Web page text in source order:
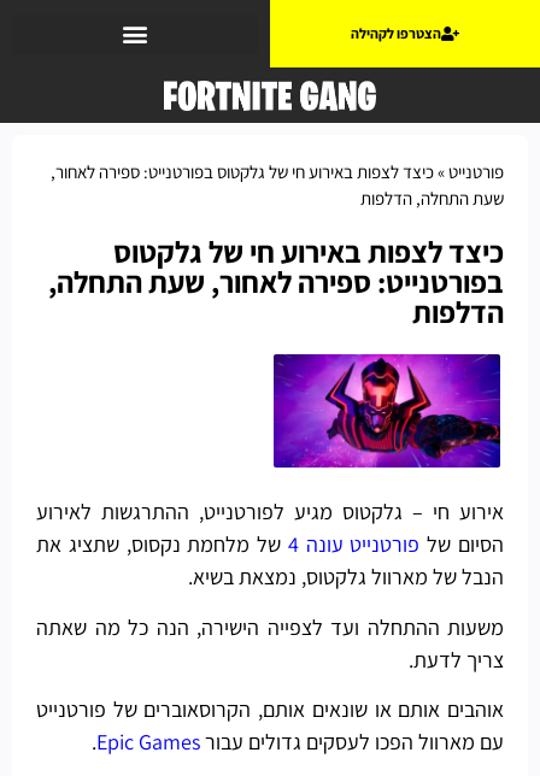
הצטרפו לקהילה
פורטנייט»כיצד לצפות באירוע חי של גלקטוס בפורטנייט: ספירה לאחור,
שעת התחלה, הדלפות
כיצד לצפות באירוע חי של גלקטוס
בפורטנייט: ספירה לאחור, שעת התחלה,
הדלפות
אירוע חי – גלקטוס מגיע לפורטנייט, ההתרגשות לאירוע
הסיום של פורטנייט עונה 4
של מלחמת נקסוס, שתציג את
הנבל של מארוול גלקטוס, נמצאת בשיא.
משעות ההתחלה ועד לצפייה הישירה, הנה כל מה שאתה
צריך לדעת.
אוהבים אותם או שונאים אותם, הקרוסאוברים של פורטנייט
עם מארוול הפכו לעסקים גדולים עבורEpic Games
.